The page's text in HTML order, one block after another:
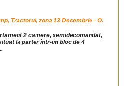
Tractorul, zona 13 Decembrie - O.
2 camere, semidecomandat,
la parter într-un bloc de 4